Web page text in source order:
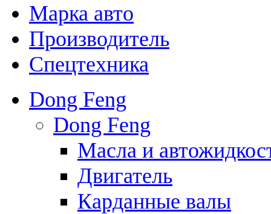
Марка авто
Производитель
Спецтехника
Dong Feng
Dong Feng
Масла и
Двигатель
Карданные валы